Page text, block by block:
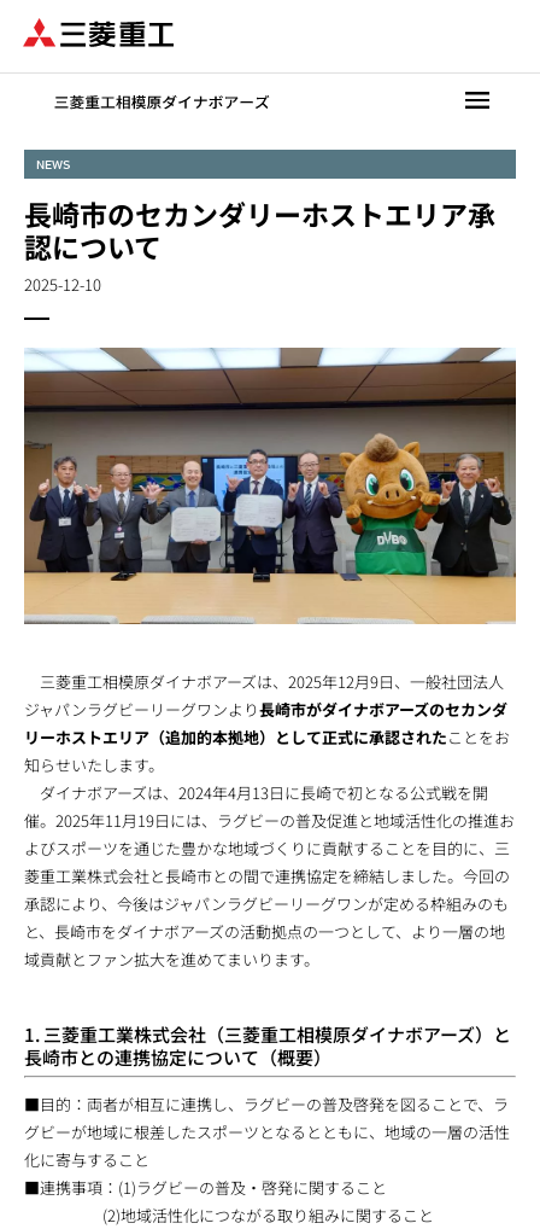
ン
NEWS
長崎市のセカンダリーホストエリア承
認について
2025-12-10
三菱重工相模原ダイナボアーズは、2025年12月9日、一般社団法人
ジャパンラグビーリーグワンより長崎市がダイナボアーズのセカンダ
リーホストエリア（追加的本拠地）として正式に承認されたことをお
知らせいたします。
ダイナボアーズは、2024年4月13日に長崎で初となる公式戦を開
催。2025年11月19日には、ラグビーの普及促進と地域活性化の推進お
よびスポーツを通じた豊かな地域づくりに貢献することを目的に、三
菱重工業株式会社と長崎市との間で連携協定を締結しました。今回の
承認により、今後はジャパンラグビーリーグワンが定める枠組みのも
と、長崎市をダイナボアーズの活動拠点の一つとして、より一層の地
域貢献とファン拡大を進めてまいります。
1. 三菱重工業株式会社（三菱重工相模原ダイナボアーズ）と
長崎市との連携協定について（概要）
■目的：両者が相互に連携し、ラグビーの普及啓発を図ることで、ラ
グビーが地域に根差したスポーツとなるとともに、地域の一層の活性
化に寄与すること
■連携事項：(1)ラグビーの普及・啓発に関すること
(2)地域活性化につながる取り組みに関すること